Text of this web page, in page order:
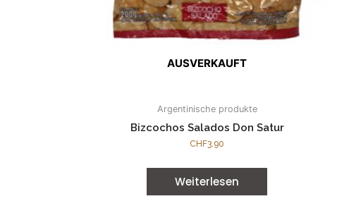
AUSVERKAUFT
Argentinische produkte
Bizcochos Salados Don Satur
CHF3.90
Weiterlesen